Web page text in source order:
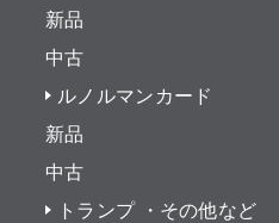
新品
中古
ルノルマンカード
新品
中古
トランプ ・その他など